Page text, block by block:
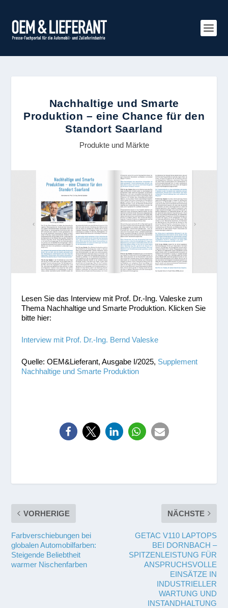
Nachhaltige und Smarte
Produktion – eine Chance für den
Standort Saarland
Produkte und Märkte
Lesen Sie das Interview mit Prof. Dr.-Ing. Valeske zum
Thema Nachhaltige und Smarte Produktion. Klicken Sie
bitte hier:
Interview mit Prof. Dr.-Ing. Bernd Valeske
Quelle: OEM&Lieferant, Ausgabe I/2025, Supplement
Nachhaltige und Smarte Produktion
VORHERIGE
Farbverschiebungen bei
globalen Automobilfarben:
Steigende Beliebtheit
warmer Nischenfarben
NÄCHSTE
GETAC V110 LAPTOPS
BEI DORNBACH –
SPITZENLEISTUNG FÜR
ANSPRUCHSVOLLE
EINSÄTZE IN
INDUSTRIELLER
WARTUNG UND
INSTANDHALTUNG